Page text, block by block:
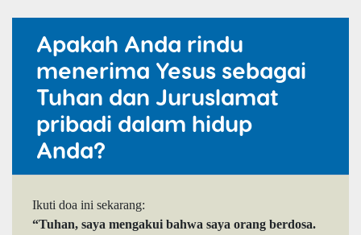
Apakah Anda rindu
menerima Yesus sebagai
Tuhan dan Juruslamat
pribadi dalam hidup
Anda?
Ikuti doa ini sekarang:
“Tuhan, saya mengakui bahwa saya orang berdosa.